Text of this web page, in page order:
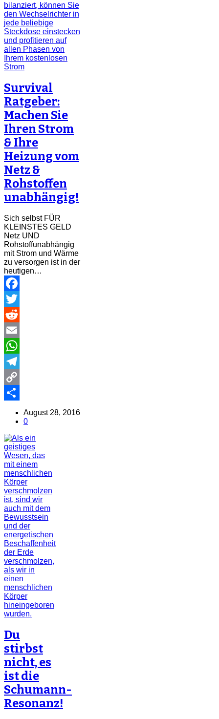
Survival
Ratgeber:
Machen Sie
Ihren Strom
& Ihre
Heizung vom
Netz &
Rohstoffen
unabhängig!
Sich selbst FÜR
KLEINSTES GELD
Netz UND
Rohstoffunabhängig
mit Strom und Wärme
zu versorgen ist in der
heutigen…
Facebook
Twitter
Reddit
Email
WhatsApp
Telegram
Copy
August 28, 2016
0
Du
stirbst
nicht, es
ist die
Schumann-
Resonanz!